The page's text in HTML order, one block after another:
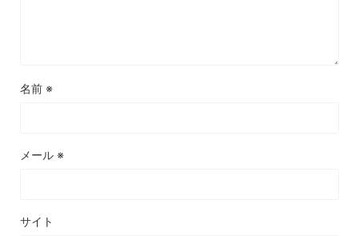
名前 ※
メール ※
サイト